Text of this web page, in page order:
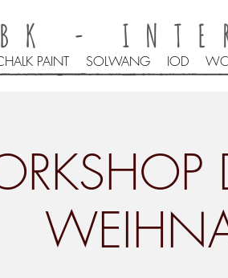
PAINT SOLWANG IOD
BK -